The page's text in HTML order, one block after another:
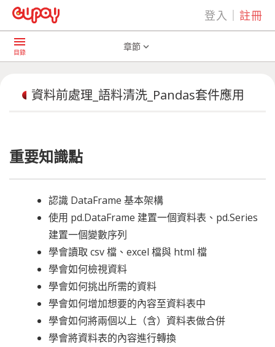
登入 ｜註冊
AI共學社群play_arrow 資料前處理_語料清洗_Pandas套件應用
menu
目錄
章節 expand_more
資料前處理_語料清洗_Pandas套件應用
重要知識點
認識 DataFrame 基本架構
使用 pd.DataFrame 建置一個資料表、pd.Series
建置一個變數序列
學會讀取 csv 檔、excel 檔與 html 檔
學會如何檢視資料
學會如何挑出所需的資料
學會如何增加想要的內容至資料表中
學會如何將兩個以上（含）資料表做合併
學會將資料表的內容進行轉換